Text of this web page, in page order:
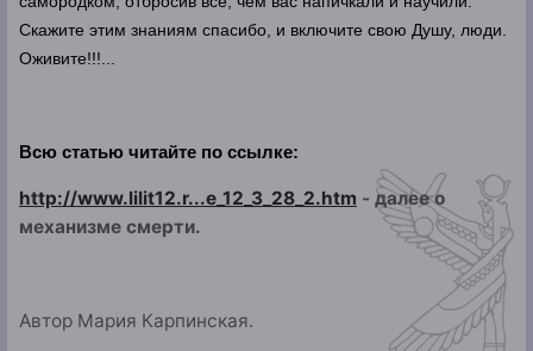
Скажите этим знаниям спасибо, и включите свою Душу, люди.
Оживите!!!...
Всю статью читайте по ссылке:
http://www.lilit12.r...e_12_3_28_2.htm - далее о
механизме смерти.
Автор Мария Карпинская.